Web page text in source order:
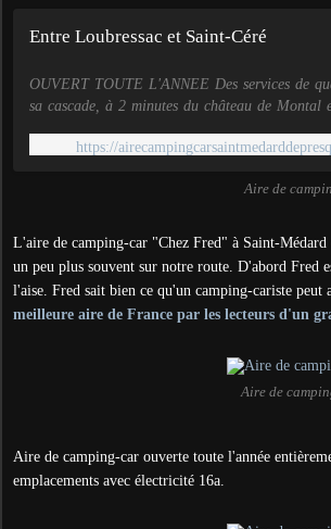
Entre Loubressac et Saint-Céré
OUVERT TOUTE L'ANNEE Des services de
sa cascade, à 2 minutes du château de
https://
Aire de
L'aire de camping-car "Chez Fred" à Saint-
un peu plus souvent sur notre route. D'abord Fred
l'aise. Fred sait bien ce qu'un camping-cariste peut
meilleure aire de France par les lecteurs d'un
Aire de
Aire de camping-car ouverte toute l'année
emplacements avec électricité 16a.